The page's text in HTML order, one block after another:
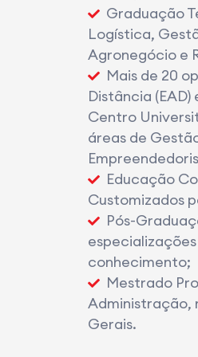
Graduação
Logística,
Agronegócio e
Mais de 20
Distância
Centro
áreas de
Educação
Customizados
Pós-
conhecimento;
Mestrado
Administração,
Gerais.